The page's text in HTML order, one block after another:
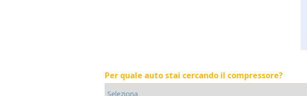
Per quale auto stai cercando il compressore?